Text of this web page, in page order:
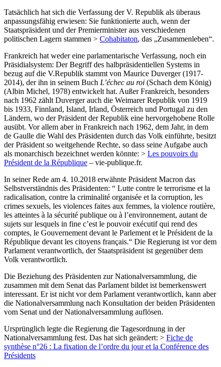
Tatsächlich hat sich die Verfassung der V. Republik als überaus
anpassungsfähig erwiesen: Sie funktionierte auch, wenn der
Staatspräsident und der Premierminister aus verschiedenen
politischen Lagern stammen > Cohabitaton, das „Zusammenleben“.
Frankreich hat weder eine parlamentarische Verfassung, noch ein
Präsidialsystem: Der Begriff des halbpräsidentiellen Systems in
bezug auf die V.Republik stammt von Maurice Duverger (1917-
2014), der ihn in seinem Buch L’échec au roi (Schach dem König)
(Albin Michel, 1978) entwickelt hat. Außer Frankreich, besonders
nach 1962 zählt Duverger auch die Weimarer Republik von 1919
bis 1933, Finnland, Island, Irland, Österreich und Portugal zu den
Ländern, wo der Präsident der Republik eine hervorgehobene Rolle
ausübt. Vor allem aber in Frankreich nach 1962, dem Jahr, in dem
de Gaulle die Wahl des Präsidenten durch das Volk einführte, besitzt
der Präsident so weitgehende Rechte, so dass seine Aufgabe auch
als monarchisch bezeichnet werden könnte: > Les pouvoirs du
Président de la République – vie-publique.fr.
In seiner Rede am 4. 10.2018 erwähnte Präsident Macron das
Selbstverständnis des Präsidenten: “ Lutte contre le terrorisme et la
radicalisation, contre la criminalité organisée et la corruption, les
crimes sexuels, les violences faites aux femmes, la violence routière,
les atteintes à la sécurité publique ou à l’environnement, autant de
sujets sur lesquels in fine c’est le pouvoir exécutif qui rend des
comptes, le Gouvernement devant le Parlement et le Président de la
République devant les citoyens français.“ Die Regierung ist vor dem
Parlament verantwortlich, der Staatspräsident ist gegenüber dem
Volk verantwortlich.
Die Beziehung des Präsidenten zur Nationalversammlung, die
zusammen mit dem Senat das Parlament bildet ist bemerkenswert
interessant. Er ist nicht vor dem Parlament verantwortlich, kann aber
die Nationalversammlung nach Konsultation der beiden Präsidenten
vom Senat und der Nationalversammlung auflösen.
Ursprünglich legte die Regierung die Tagesordnung in der
Nationalversammlung fest. Das hat sich geändert: > Fiche de
synthèse n°26 : La fixation de l’ordre du jour et la Conférence des
Présidents